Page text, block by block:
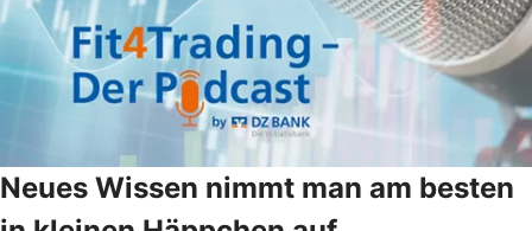
Neues Wissen nimmt man am besten